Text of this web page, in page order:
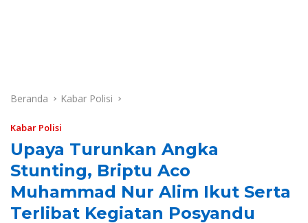
Beranda Kabar Polisi
Kabar Polisi
Upaya Turunkan Angka
Stunting, Briptu Aco
Muhammad Nur Alim Ikut Serta
Terlibat Kegiatan Posyandu